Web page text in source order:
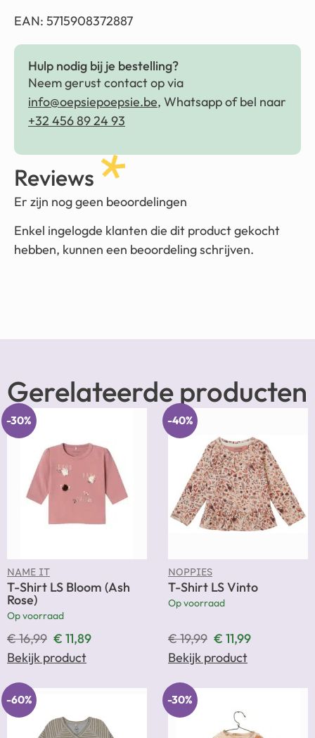
EAN: 5715908372887
Hulp nodig bij je bestelling?
Neem gerust contact op via
info@oepsiepoepsie.be, Whatsapp of bel naar
+32 456 89 24 93
Reviews
Er zijn nog geen beoordelingen
Enkel ingelogde klanten die dit product gekocht
hebben, kunnen een beoordeling schrijven.
Gerelateerde producten
-30%
NAME IT
T-Shirt LS Bloom (Ash
Rose)
Op voorraad
€16,99 € 11,89
Bekijk product
-40%
NOPPIES
T-Shirt LS Vinto
Op voorraad
€19,99 € 11,99
Bekijk product
-60% -30%